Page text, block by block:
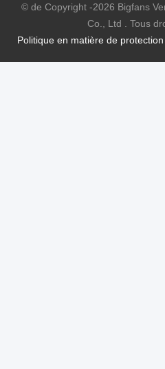
Politique en matière de
© de Copyright -2026 Bigfans
Co., Ltd . Tous